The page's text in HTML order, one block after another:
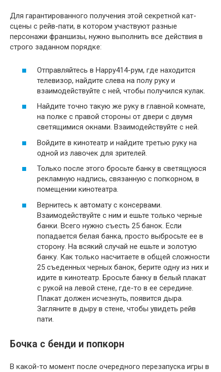
Для гарантированного получения этой секретной кат-
сцены с рейв-пати, в котором участвуют разные
персонажи франшизы, нужно выполнить все действия в
строго заданном порядке:
Отправляйтесь в Happy414-рум, где находится
телевизор, найдите слева на полу руку и
взаимодействуйте с ней, чтобы получился кулак.
Найдите точно такую же руку в главной комнате,
на полке с правой стороны от двери с двумя
светящимися окнами. Взаимодействуйте с ней.
Войдите в кинотеатр и найдите третью руку на
одной из лавочек для зрителей.
Только после этого бросьте банку в светящуюся
рекламную надпись, связанную с попкорном, в
помещении кинотеатра.
Вернитесь к автомату с консервами.
Взаимодействуйте с ним и ешьте только черные
банки. Всего нужно съесть 25 банок. Если
попадается белая банка, просто выбросьте ее в
сторону. На всякий случай не ешьте и золотую
банку. Как только насчитаете в общей сложности
25 съеденных черных банок, берите одну из них и
идите в кинотеатр. Бросьте банку в белый плакат
с рукой на левой стене, где-то в ее середине.
Плакат должен исчезнуть, появится дыра.
Загляните в дыру в стене, чтобы увидеть рейв
пати.
Бочка с бенди и попкорн
В какой-то момент после очередного перезапуска игры в